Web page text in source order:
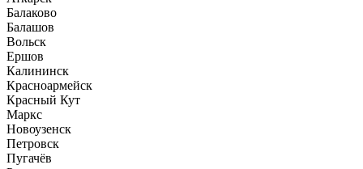
Балаково
Балашов
Вольск
Ершов
Калининск
Красноармейск
Красный Кут
Маркс
Новоузенск
Петровск
Пугачёв